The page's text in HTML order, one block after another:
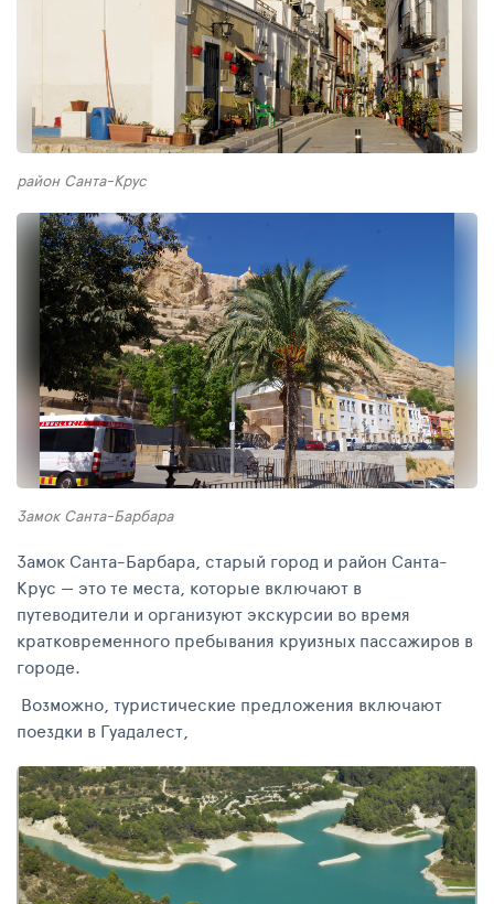
район Санта-Крус
Замок Санта-Барбара
Замок Санта-Барбара, старый город и район Санта-
Крус — это те места, которые включают в
путеводители и организуют экскурсии во время
кратковременного пребывания круизных пассажиров в
городе.
Возможно, туристические предложения включают
поездки в Гуадалест,